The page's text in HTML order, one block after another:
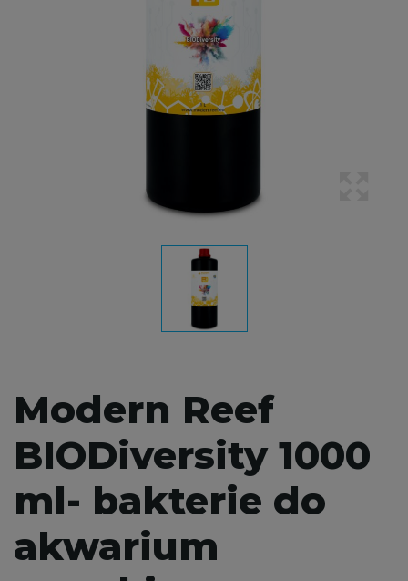
Modern Reef
BIODiversity 1000
ml- bakterie do
akwarium